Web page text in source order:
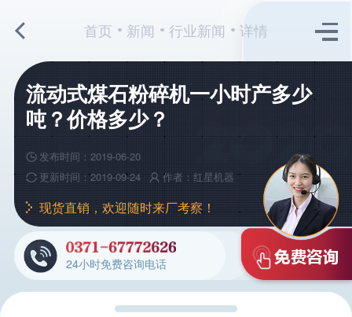
首页 新闻 行业新闻 详情
流动式煤石粉碎机一小时产多少
吨？价格多少？
发布时间：2019-06-20
更新时间：2019-09-24
作者：红星机器
现货直销，欢迎随时来厂考察！
24小时免费咨询电话